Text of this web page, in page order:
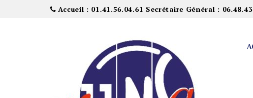
Accueil : 01.41.56.04.61 Secrétaire Général :